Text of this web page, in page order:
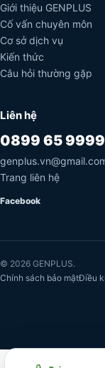
Giới thiệu GENPLUS
Cố vấn chuyên môn
Cơ sở dịch vụ
Kiến thức
Câu hỏi thường gặp
Liên hệ
0899 65 9999
Trang liên hệ
Facebook
© 2026 GENPLUS.
Chính sách bảo mậtĐiều